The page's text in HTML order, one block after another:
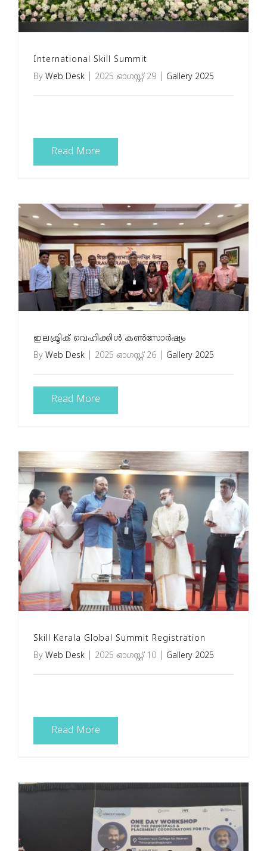
Brochures
വാർത്താക്കുറിപ്പ്
International Skill Summit
By Web Desk 2025 ഓഗസ്റ്റ്‌ 29 Gallery 2025
Read More
ഇലക്ട്രിക് വെഹിക്കിൾ കൺസോർഷ്യം
By Web Desk 2025 ഓഗസ്റ്റ്‌ 26 Gallery 2025
Read More
Skill Kerala Global Summit Registration
By Web Desk 2025 ഓഗസ്റ്റ്‌ 10 Gallery 2025
Read More